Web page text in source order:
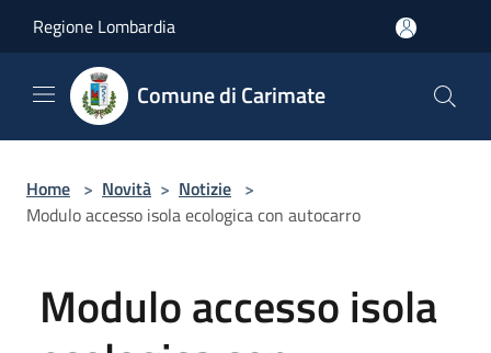
Regione Lombardia
Comune di Carimate
Home > Novità > Notizie >
Modulo accesso isola ecologica con autocarro
Modulo accesso isola